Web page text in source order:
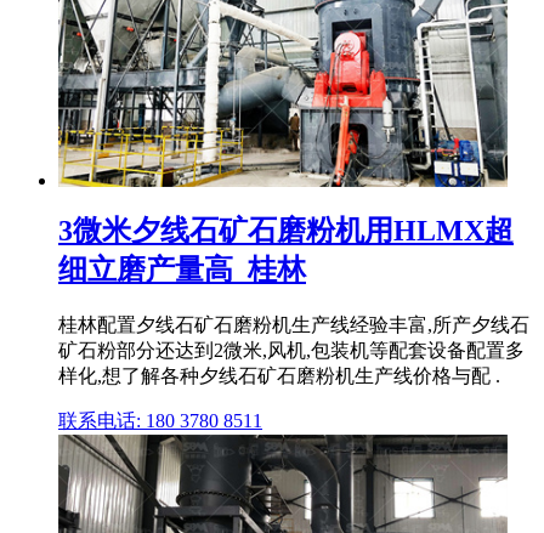
3微米夕线石矿石磨粉机用HLMX超
细立磨产量高_桂林
桂林配置夕线石矿石磨粉机生产线经验丰富,所产夕线石
矿石粉部分还达到2微米,风机,包装机等配套设备配置多
样化,想了解各种夕线石矿石磨粉机生产线价格与配 .
联系电话: 180 3780 8511